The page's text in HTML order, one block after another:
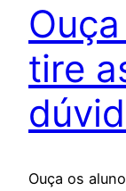
tire
Ouça os